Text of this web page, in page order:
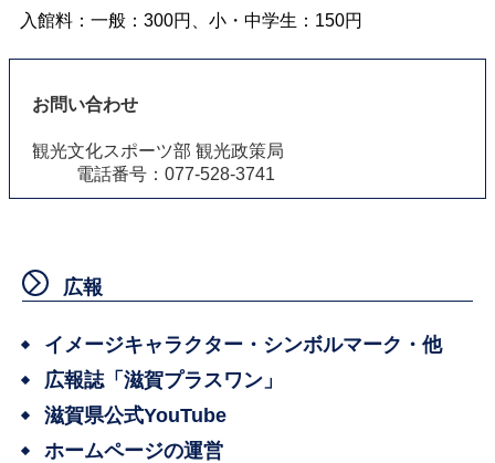
入館料：一般：300円、小・中学生：150円
お問い合わせ
観光文化スポーツ部 観光政策局
電話番号：077-528-3741
広報
イメージキャラクター・シンボルマーク・他
広報誌「滋賀プラスワン」
滋賀県公式YouTube
ホームページの運営